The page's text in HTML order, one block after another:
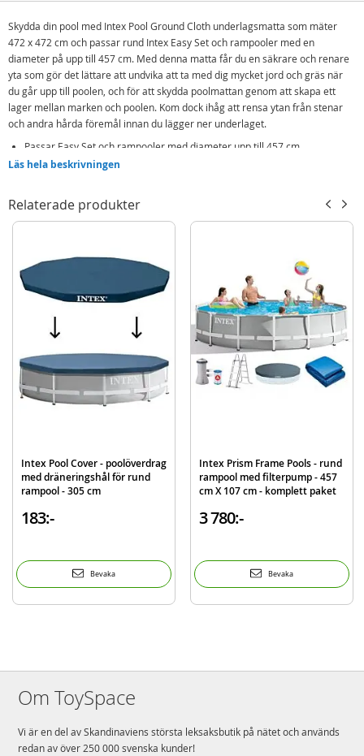
Skydda din pool med Intex Pool Ground Cloth underlagsmatta som mäter
472 x 472 cm och passar rund Intex Easy Set och rampooler med en
diameter på upp till 457 cm. Med denna matta får du en säkrare och renare
yta som gör det lättare att undvika att ta med dig mycket jord och gräs när
du går upp till poolen, och för att skydda poolmattan genom att skapa ett
lager mellan marken och poolen. Kom dock ihåg att rensa ytan från stenar
och andra hårda föremål innan du lägger ner underlaget.
Passar Easy Set och rampooler med diameter upp till 457 cm
Underlagsmatta
Detaljer:
Mer
information
Modell
6941057404059
Varumärke Intex
Läs hela beskrivningen
Relaterade produkter
Intex Pool Cover - poolöverdrag
med dräneringshål för rund
rampool - 305 cm
183:-
Bevaka
Intex Prism Frame Pools - rund
rampool med filterpump - 457
cm X 107 cm - komplett paket
3 780:-
Bevaka
Om ToySpace
Vi är en del av Skandinaviens största leksaksbutik på nätet och används
redan av över 250 000 svenska kunder!